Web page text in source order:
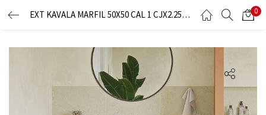
EXT KAVALA MARFIL 50X50 CAL 1 CJX2.25M2X9LOZ 0
LOGIN
Enter your username and password to login.